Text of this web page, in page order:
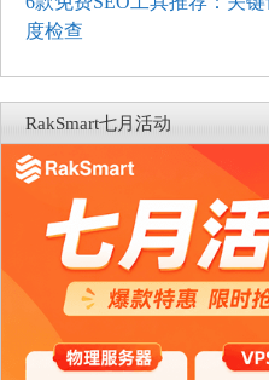
度检查
RakSmart七月活动